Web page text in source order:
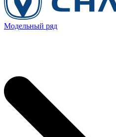
Модельный ряд